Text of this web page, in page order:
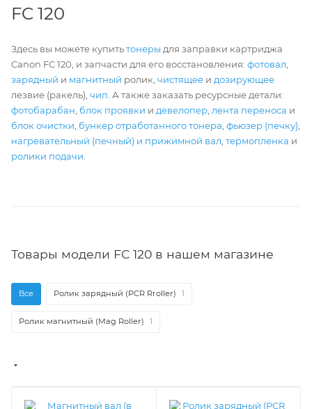
FC 120
Здесь вы можете купитьтонеры для заправки картриджа
Canon FC 120, и запчасти для его восстановления: фотовал
зарядный и магнитный ролик, чистящее и дозирующее
лезвие (ракель), чип . А также заказать ресурсные детали:
фотобарабан блок проявки и девелопер лента переноса и
блок очистки бункер отработанного тонера фьюзер (печку)
нагревательный (печный) и прижимной вал термопленка и
ролики подачи
Товары модели FC 120 в нашем магазине
Все Ролик зарядный (PCR Rroller) 1
Ролик магнитный (Mag Roller) 1